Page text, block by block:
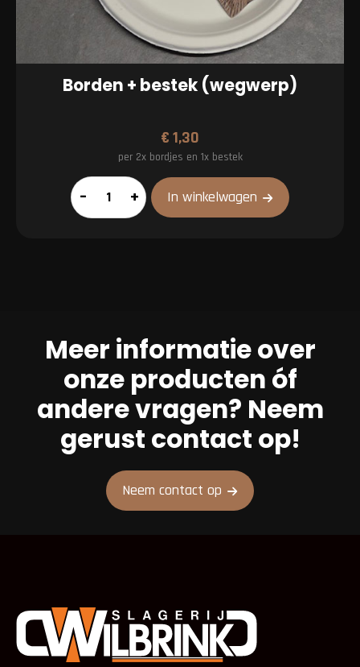
Borden + bestek (wegwerp)
€1,30
per 2x bordjes en 1x bestek
Borden
+
– + In winkelwagen
Meer informatie over
onze producten óf
andere vragen? Neem
gerust contact op!
Neem contact op